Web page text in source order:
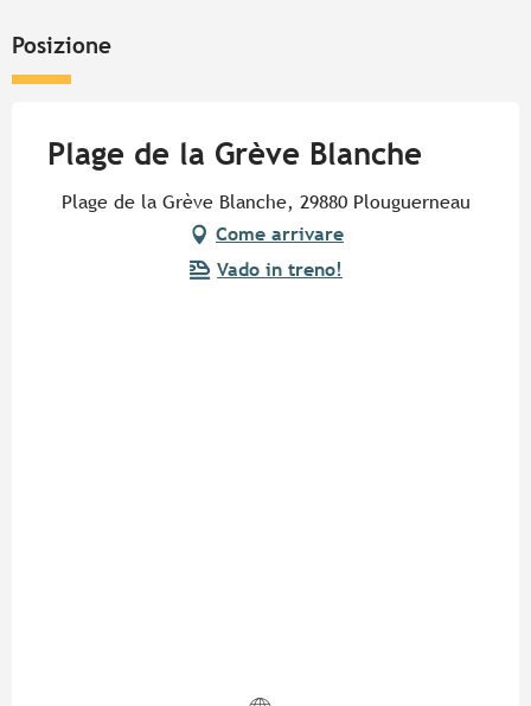
Posizione
Plage de la Grève Blanche
Plage de la Grève Blanche, 29880 Plouguerneau
Come arrivare
Vado in treno!